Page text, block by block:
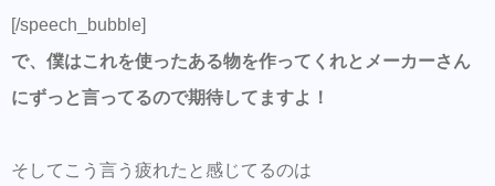
[/speech_bubble]
で、僕はこれを使ったある物を作ってくれとメーカーさん
にずっと言ってるので期待してますよ！
そしてこう言う疲れたと感じてるのは